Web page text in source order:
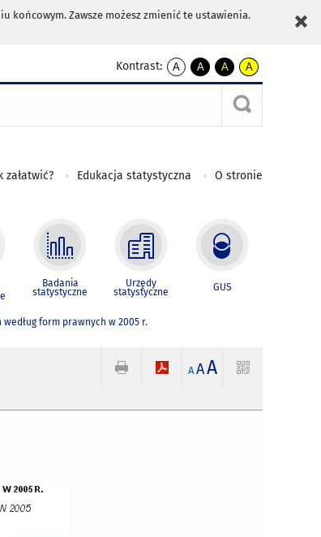
końcowym. Zawsze możesz zmienić te ustawienia.
Kontrast:
A
kontrast
A
kontrast
czarnym
A
kontrast
żółty
tekst
czarnym
A
kontrast
czarny
tekst
żółtym
załatwić? Edukacja statystyczna O stronie
Badania
statystyczne
Urzędy
statystyczne GUS
form prawnych w 2005 r.
A AA